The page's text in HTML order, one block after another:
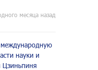
месяца назад
науки и